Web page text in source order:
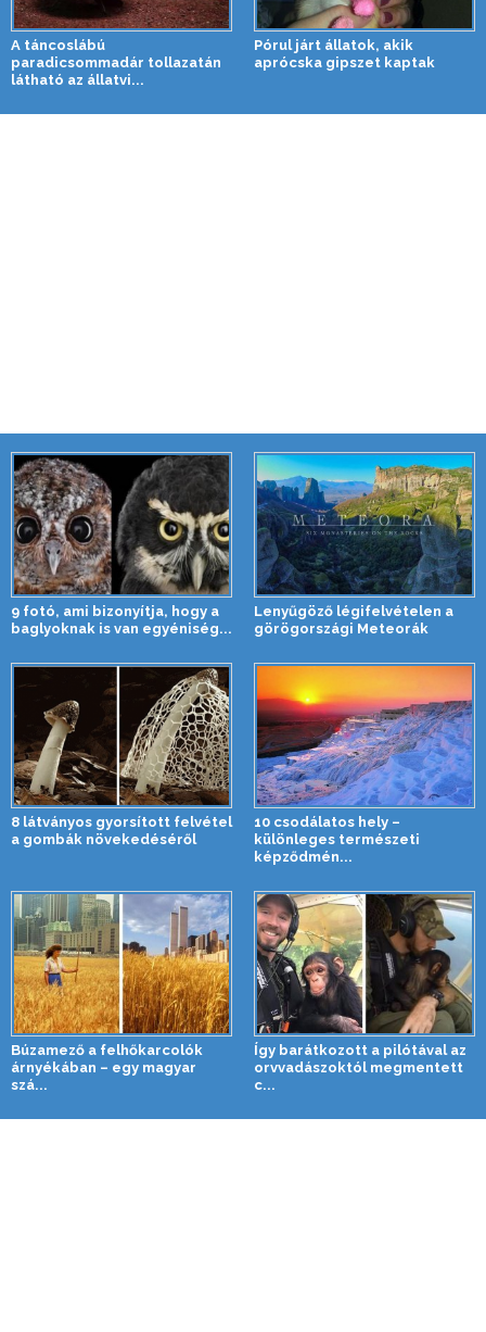
A táncoslábú
paradicsommadár tollazatán
látható az állatvi...
Pórul járt állatok, akik
aprócska gipszet kaptak
9 fotó, ami bizonyítja, hogy a
baglyoknak is van egyéniség...
Lenyűgöző légifelvételen a
görögországi Meteorák
8 látványos gyorsított felvétel
a gombák növekedéséről
10 csodálatos hely –
különleges természeti
képződmén...
Búzamező a felhőkarcolók
árnyékában – egy magyar
szá...
Így barátkozott a pilótával az
orvvadászoktól megmentett
c...